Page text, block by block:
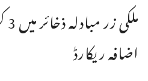
اضافہ ریکارڈ